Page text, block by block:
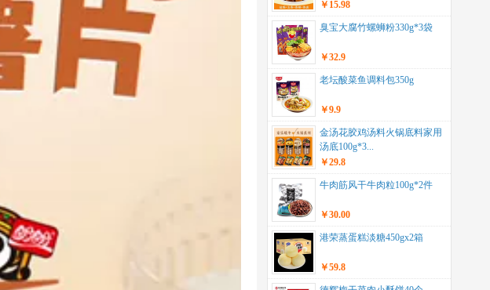
￥15.98
臭宝大腐竹螺蛳粉330g*3袋
￥32.9
老坛酸菜鱼调料包350g
￥9.9
金汤花胶鸡汤料火锅底料家用
汤底100g*3...
￥29.8
牛肉筋风干牛肉粒100g*2件
￥30.00
港荣蒸蛋糕淡糖450gx2箱
￥59.8